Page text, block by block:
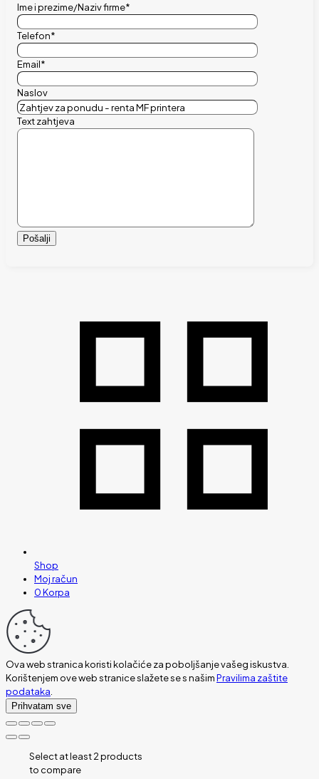
Ime i prezime/Naziv firme*
Telefon*
Email*
Naslov
Text zahtjeva
Shop
Moj račun
0Korpa
Ova web stranica koristi kolačiće za poboljšanje vašeg iskustva.
Korištenjem ove web stranice slažete se s našimPravilima zaštite
podataka.
Prihvatam sve
Select at least 2 products
to compare